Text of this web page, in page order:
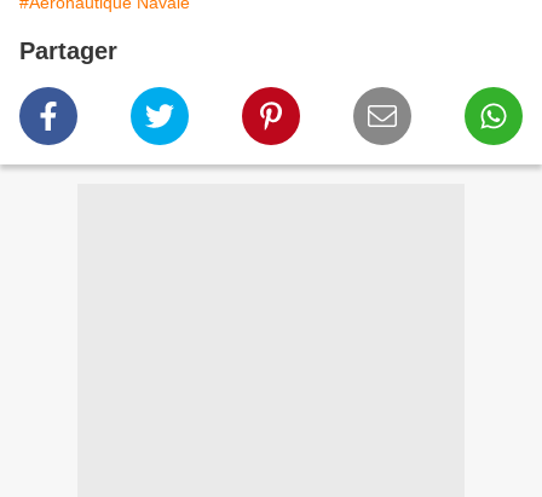
Partager